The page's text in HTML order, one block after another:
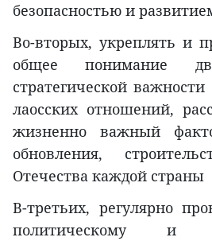
безопасностью и
Во-вторых, укреплять и
общее понимание
стратегической
лаосских отношений,
жизненно важный
обновления,
Отечества каждой страны
В-третьих, регулярно
политическому и